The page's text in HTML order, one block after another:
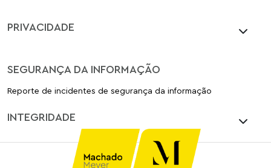
PRIVACIDADE
SEGURANÇA DA INFORMAÇÃO
Reporte de incidentes de segurança da informação
INTEGRIDADE